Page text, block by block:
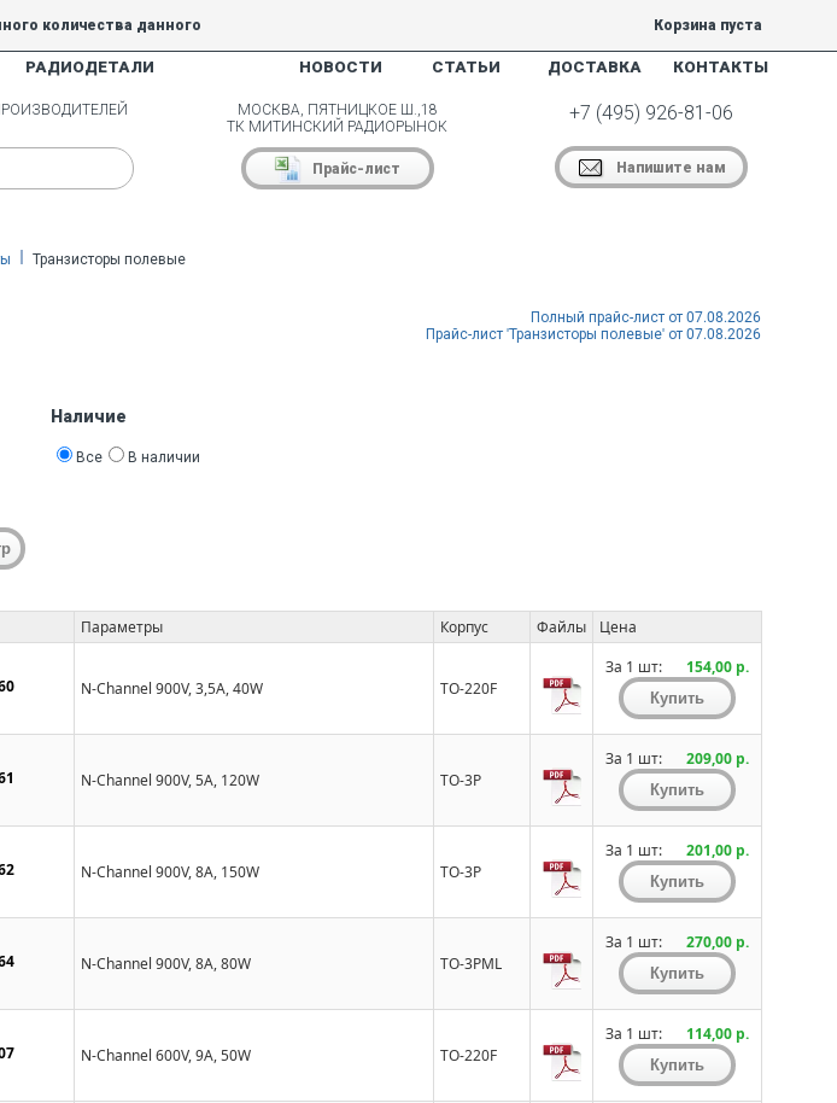
количества данного Корзина пуста
РАДИОДЕТАЛИ НОВОСТИ СТАТЬИ ДОСТАВКА КОНТАКТЫ
МОСКВА, ПЯТНИЦКОЕ Ш.,18
ТК МИТИНСКИЙ РАДИОРЫНОК
Прайс-лист
+7 (495) 926-81-06
Напишите нам
Транзисторы полевые
Полный прайс-лист от 07.08.2026
Прайс-лист 'Транзисторы полевые' от 07.08.2026
Наличие
Все В наличии
Параметры Корпус Файлы
Цена
N-Channel 900V, 3,5A, 40W TO-220F
За 1 шт: 154,00 р.
N-Channel 900V, 5A, 120W TO-3P
За 1 шт: 209,00 р.
N-Channel 900V, 8A, 150W TO-3P
За 1 шт: 201,00 р.
N-Channel 900V, 8A, 80W TO-3PML
За 1 шт: 270,00 р.
N-Channel 600V, 9A, 50W TO-220F
За 1 шт: 114,00 р.